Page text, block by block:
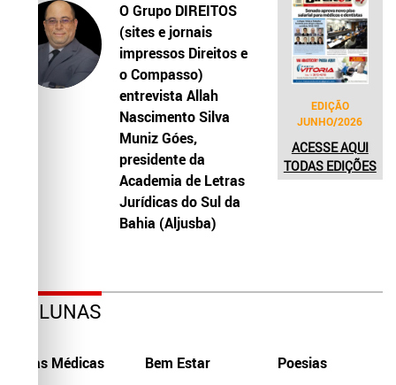
O Grupo DIREITOS
(sites e jornais
impressos Direitos e
o Compasso)
entrevista Allah
Nascimento Silva
Muniz Góes,
presidente da
Academia de Letras
Jurídicas do Sul da
Bahia (Aljusba)
EDIÇÃO
JUNHO/2026
ACESSE AQUI
TODAS EDIÇÕES
COLUNAS
Dicas Médicas Bem Estar Poesias